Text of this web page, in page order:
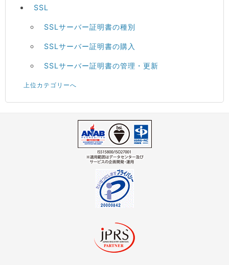
SSL
SSLサーバー証明書の種別
SSLサーバー証明書の購入
SSLサーバー証明書の管理・更新
上位カテゴリーへ